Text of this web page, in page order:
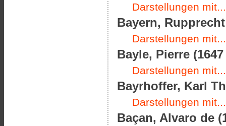
Darstellungen mit...
Bayern,
Darstellungen mit...
Bayle, Pierre (1647
Darstellungen mit...
Bayrhoffer, Karl
Darstellungen mit...
Baçan, Alvaro de